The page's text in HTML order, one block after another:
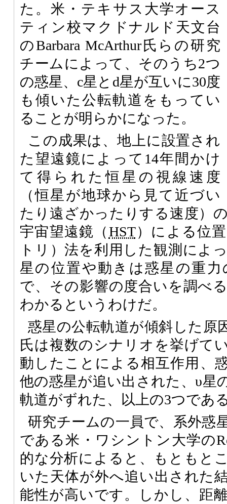
た。米・テキサス大学オース
ティン校マクドナルド天文台
のBarbara McArthur氏らの研究
チームによって、そのうち2つ
の惑星、c星とd星が互いに30度
も傾いた公転軌道をもってい
ることが明らかになった。
この成果は、地上に設置され
た望遠鏡によって14年間かけ
て得られた恒星の視線速度
（恒星が地球から見て近づい
たり遠ざかったりする速度）
宇宙望遠鏡（HST）による位
トリ）法を利用した観測によ
星の位置や動きは惑星の重
で、その影響の度合いを調べ
わかるというわけだ。
惑星の公転軌道が傾斜した原
氏は複数のシナリオを挙げて
動したことによる相互作用、
他の惑星が追い出された、υ星
軌道がずれた、以上の3つであ
研究チームの一員で、系外惑
である米・ワシントン大学の
的な分析によると、もともと
いた天体が外へ追い出された
能性が高いです。しかし、距